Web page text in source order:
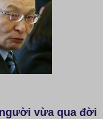
vừa qua đời